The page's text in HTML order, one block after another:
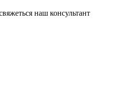
наш консультант